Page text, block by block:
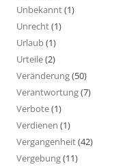
Unbekannt(1)
Unrecht(1)
Urlaub(1)
Urteile(2)
Veränderung(50)
Verantwortung(7)
Verbote(1)
Verdienen (1)
Vergangenheit(42)
Vergebung(11)